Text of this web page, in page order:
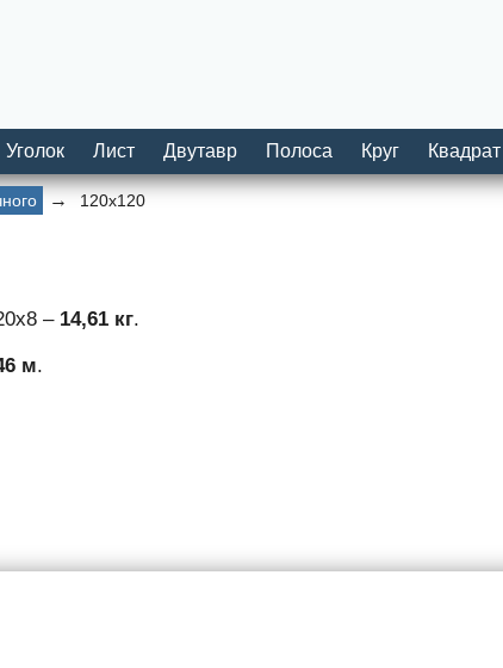
Уголок Лист Двутавр Полоса Круг Квадрат
120х120
– 14,61 кг.
м.